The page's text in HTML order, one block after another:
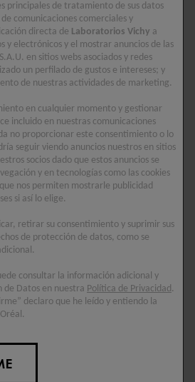
[2] pasando un mínimo de 3 horas al
las vacaciones de verano, es
de mantener a raya los daños por
años de vida.
J. Soleil et Santé. Académie
et d’un groupe de travail.
Centres de santé de la peau- TNS
DE LOS NIÑOS EN
perfecta para una piel pegajosa!
Solar Antiarena para Niños de
antiarena especialmente
con hijos inquietos. La arena
rápida absorción, por lo que ofrece
sin tener que preocuparte por
principales de tratamiento de sus datos
comunicaciones comerciales y
directa de Laboratorios Vichy a
y electrónicos y el mostrar anuncios de las
en sitios webs asociados y redes
un perfilado de gustos e intereses; y
de nuestras actividades de marketing.
en cualquier momento y gestionar
incluido en nuestras comunicaciones
no proporcionar este consentimiento o lo
seguir viendo anuncios nuestros en sitios
socios dado que estos anuncios se
y en tecnologías como las cookies
nos permiten mostrarle publicidad
si así lo elige.
retirar su consentimiento y suprimir sus
de protección de datos, como se
consultar la información adicional y
de Datos en nuestra Política de Privacidad.
declaro que he leído y entiendo la